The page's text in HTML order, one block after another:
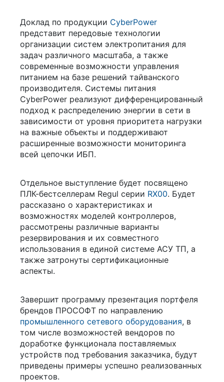
Доклад по продукции CyberPower
представит передовые технологии
организации систем электропитания для
задач различного масштаба, а также
современные возможности управления
питанием на базе решений тайванского
производителя. Системы питания
CyberPower реализуют дифференцированный
подход к распределению энергии в сети в
зависимости от уровня приоритета нагрузки
на важные объекты и поддерживают
расширенные возможности мониторинга
всей цепочки ИБП.
Отдельное выступление будет посвящено
ПЛК-бестселлерам Regul серии RX00. Будет
рассказано о характеристиках и
возможностях моделей контроллеров,
рассмотрены различные варианты
резервирования и их совместного
использования в единой системе АСУ ТП, а
также затронуты сертификационные
аспекты.
Завершит программу презентация портфеля
брендов ПРОСОФТ по направлению
промышленного сетевого оборудования, в
том числе возможностей вендоров по
доработке функционала поставляемых
устройств под требования заказчика, будут
приведены примеры успешно реализованных
проектов.